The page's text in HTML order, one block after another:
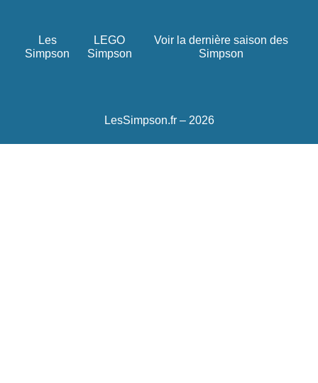
Les
Simpson
LEGO
Simpson
Voir la dernière saison des
Simpson
LesSimpson.fr – 2026